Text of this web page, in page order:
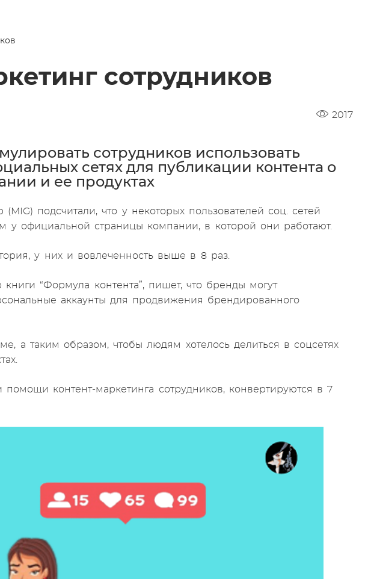
сотрудников
2017
сотрудников использовать
сетях для публикации контента о
и ее продуктах
подсчитали, что у некоторых пользователей соц. сетей
у официальной страницы компании, в которой они работают.
у них и вовлеченность выше в 8 раз.
“Формула контента”, пишет, что бренды могут
аккаунты для продвижения брендированного
а таким образом, чтобы людям хотелось делиться в соцсетях
контент-маркетинга сотрудников, конвертируются в 7